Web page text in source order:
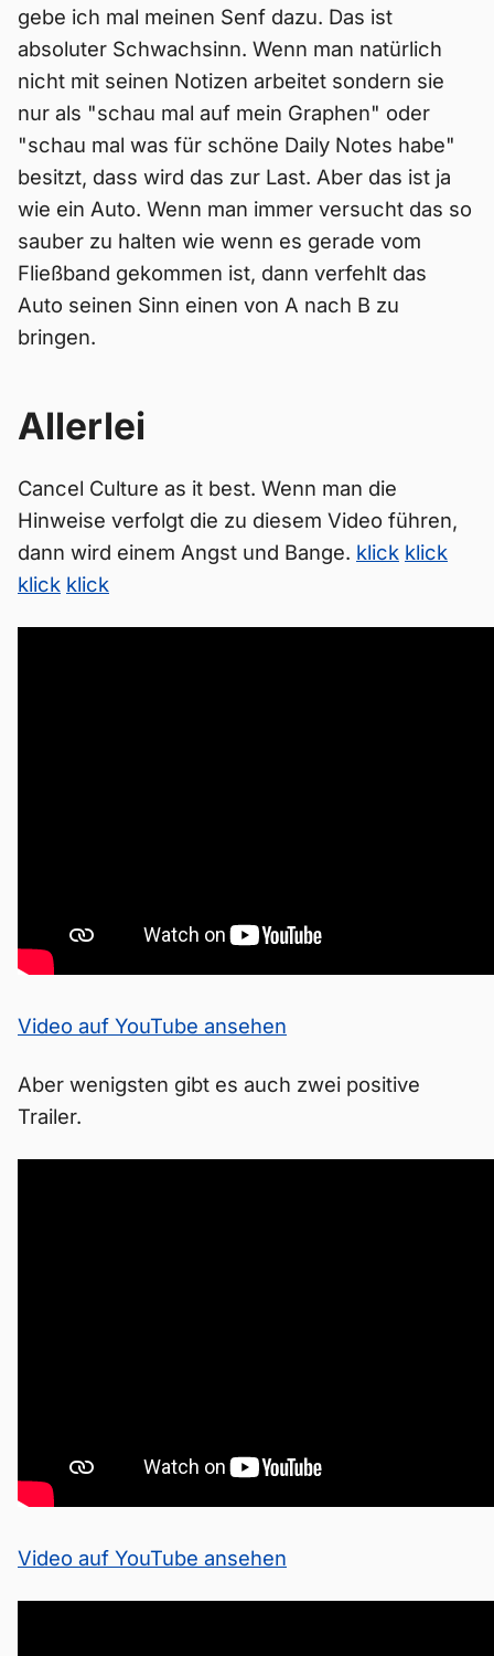
gebe ich mal meinen Senf dazu. Das ist
absoluter Schwachsinn. Wenn man natürlich
nicht mit seinen Notizen arbeitet sondern sie
nur als "schau mal auf mein Graphen" oder
"schau mal was für schöne Daily Notes habe"
besitzt, dass wird das zur Last. Aber das ist ja
wie ein Auto. Wenn man immer versucht das so
sauber zu halten wie wenn es gerade vom
Fließband gekommen ist, dann verfehlt das
Auto seinen Sinn einen von A nach B zu
bringen.
Allerlei
Cancel Culture as it best. Wenn man die
Hinweise verfolgt die zu diesem Video führen,
dann wird einem Angst und Bange. klick klick
klick klick
Video auf YouTube ansehen
Aber wenigsten gibt es auch zwei positive
Trailer.
Video auf YouTube ansehen